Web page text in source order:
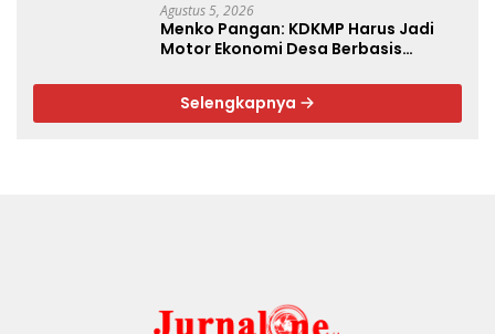
Agustus 5, 2026
Menko Pangan: KDKMP Harus Jadi
Motor Ekonomi Desa Berbasis
Perikanan dan Perkebunan
Selengkapnya